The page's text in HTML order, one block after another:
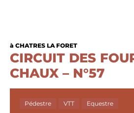
à CHATRES LA FORET
CIRCUIT DES
CHAUX – N°57
Pédestre VTT Equestre